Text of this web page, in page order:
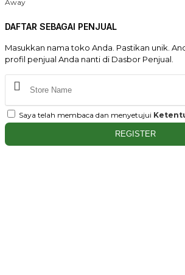
Away
DAFTAR SEBAGAI PENJUAL
Masukkan nama toko Anda. Pastikan unik.
profil penjual Anda nanti di Dasbor Penjual.
Saya telah membaca dan menyetujui
REGISTER